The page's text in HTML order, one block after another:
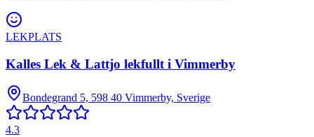
LEKPLATS
Kalles Lek & Lattjo lekfullt i Vimmerby
Bondegrand 5, 598 40 Vimmerby, Sverige
4.3